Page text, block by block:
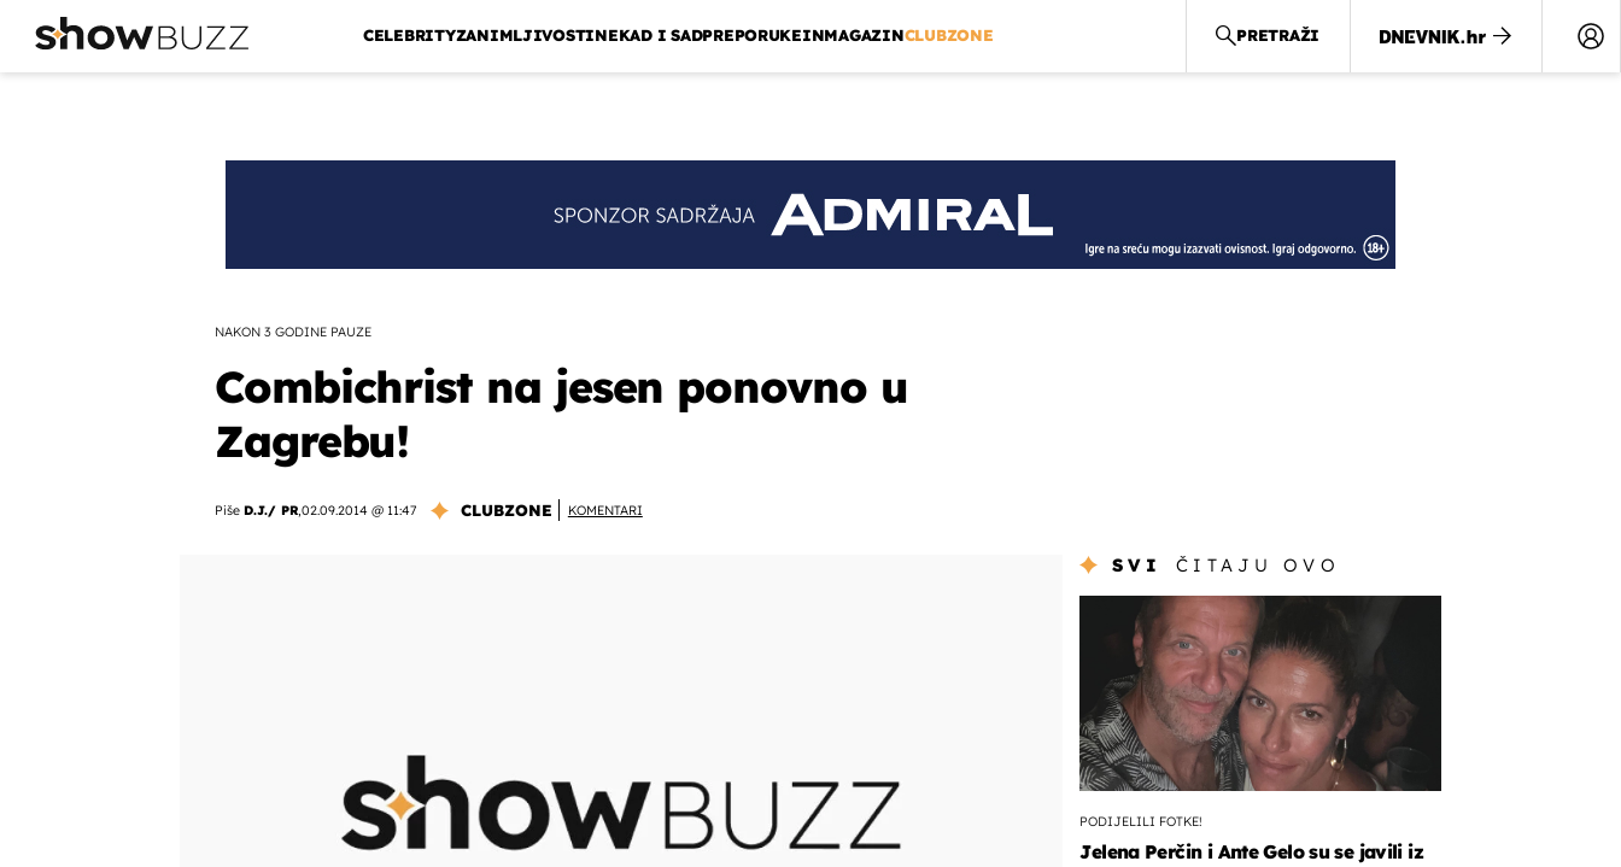
CELEBRITYZANIMLJIVOSTINEKAD I SADPREPORUKEINMAGAZINCLUBZONE PRETRAŽI
NAKON 3 GODINE PAUZE
Combichrist na jesen ponovno u
Zagrebu!
Piše D.J./ PR,02.09.2014 @ 11:47 CLUBZONE KOMENTARI
SVI ČITAJU OVO
PODIJELILI FOTKE!
Jelena Perčin i Ante Gelo su se javili iz